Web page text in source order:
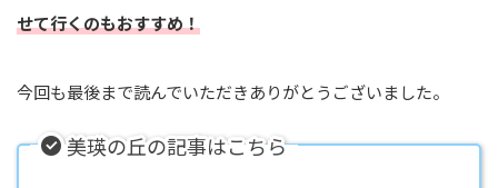
せて行くのもおすすめ！
今回も最後まで読んでいただきありがとうございました。
美瑛の丘の記事はこちら